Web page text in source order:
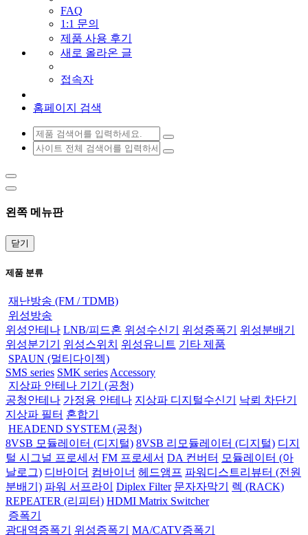
FAQ
1:1 문의
제품 사용 후기
새로 올라온 글
접속자
홈페이지 검색
왼쪽 메뉴판
닫기
제품 분류
재난방송 (FM / TDMB)
위성방송
위성안테나 LNB/피드혼 위성수신기 위성증폭기
위성분배기
위성분기기
위성스위치 위성유니트 기타 제품
SPAUN (멀티다이젝)
SMS series SMK series Accessory
지상파 안테나 기기 (공청)
공청안테나 가정용 안테나 지상파 디지털수신기
낙뢰 차단기
지상파 필터 혼합기
HEADEND SYSTEM (공청)
8VSB 모듈레이터 (디지털) 8VSB 리모듈레이터 (디지털) 디지
털 시그널 프로세서 FM 프로세서 DA 컨버터 모듈레이터 (아
날로그) 디바이더 컴바이너 헤드앰프 파워디스트리뷰터 (전원
분배기) 파워 서프라이 Diplex Filter 문자자막기
렉 (RACK)
REPEATER (리피터) HDMI Matrix Switcher
증폭기
광대역증폭기
위성증폭기
MA/CATV증폭기